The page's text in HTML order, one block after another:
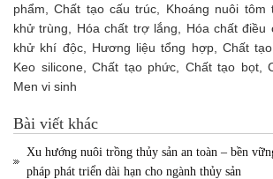
phẩm, Chất tạo cấu trúc, Khoáng nuôi tôm
khử trùng, Hóa chất trợ lắng, Hóa chất điều
khử khí độc, Hương liệu tổng hợp, Chất
Keo silicone, Chất tạo phức, Chất tạo bọt,
Men vi sinh
Bài viết khác
Xu hướng nuôi trồng thủy sản an toàn – bền
pháp phát triển dài hạn cho ngành thủy sản